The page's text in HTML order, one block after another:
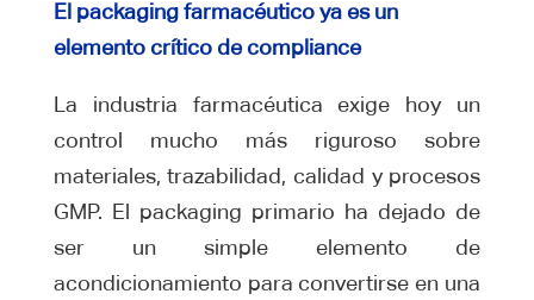
El packaging farmacéutico ya es un
elemento crítico de compliance
La industria farmacéutica exige hoy un
control mucho más riguroso sobre
materiales, trazabilidad, calidad y procesos
GMP. El packaging primario ha dejado de
ser un simple elemento de
acondicionamiento para convertirse en una